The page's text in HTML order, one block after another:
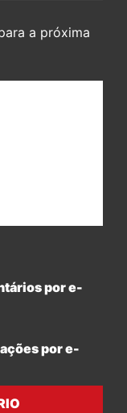
a próxima
por e-
por e-